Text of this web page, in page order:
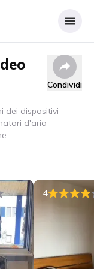
Condividi
dei dispositivi
d'aria
4